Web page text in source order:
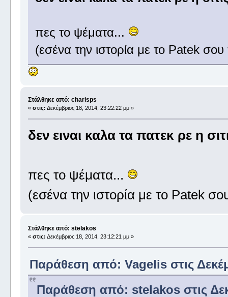
πες το ψέματα...
(εσένα την ιστορία με το Patek σου
Στάλθηκε από: charisps
« στις: Δεκέμβριος 18, 2014, 23:22:22 μμ »
δεν ειναι καλα τα πατεκ ρε η
πες το ψέματα...
(εσένα την ιστορία με το Patek
Στάλθηκε από: stelakos
« στις: Δεκέμβριος 18, 2014, 23:12:21 μμ »
Παράθεση από: Vagelis στις
Παράθεση από: stelakos στις